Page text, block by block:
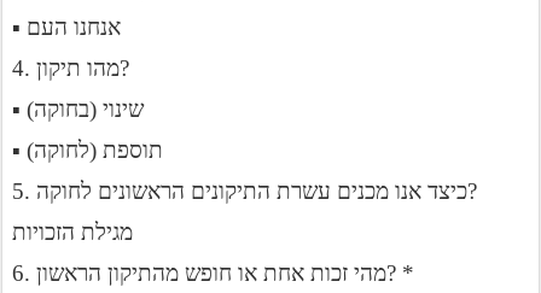
▪ אנחנו העם
4. מהו תיקון?
▪ שינוי (בחוקה)
▪ תוספת (לחוקה)
5. כיצד אנו מכנים עשרת התיקונים הראשונים לחוקה?
מגילת הזכויות
6. מהי זכות אחת או חופש מהתיקון הראשון? *